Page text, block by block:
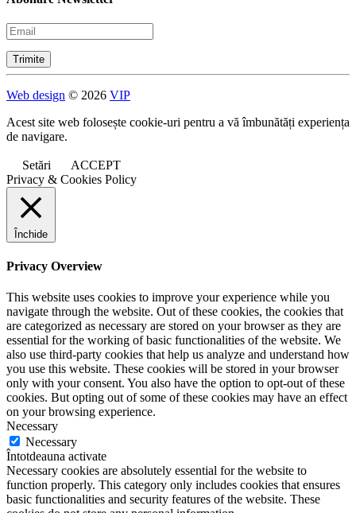
Web design © 2026 VIP
Acest site web folosește cookie-uri pentru a vă îmbunătăți experiența
de navigare.
Setări
ACCEPT
Privacy & Cookies Policy
Închide
Privacy Overview
This website uses cookies to improve your experience while you
navigate through the website. Out of these cookies, the cookies that
are categorized as necessary are stored on your browser as they are
essential for the working of basic functionalities of the website. We
also use third-party cookies that help us analyze and understand how
you use this website. These cookies will be stored in your browser
only with your consent. You also have the option to opt-out of these
cookies. But opting out of some of these cookies may have an effect
on your browsing experience.
Necessary
Necessary
Întotdeauna activate
Necessary cookies are absolutely essential for the website to
function properly. This category only includes cookies that ensures
basic functionalities and security features of the website. These